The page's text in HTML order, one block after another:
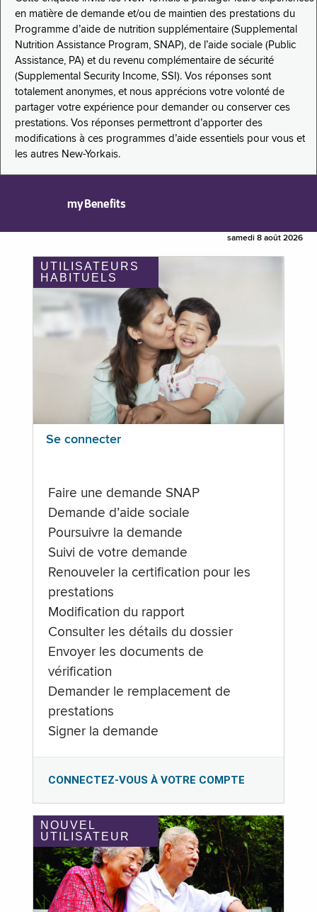
en matière de demande et/ou de maintien des prestations du
Programme d’aide de nutrition supplémentaire (Supplemental
Nutrition Assistance Program, SNAP), de l’aide sociale (Public
Assistance, PA) et du revenu complémentaire de sécurité
(Supplemental Security Income, SSI). Vos réponses sont
totalement anonymes, et nous apprécions votre volonté de
partager votre expérience pour demander ou conserver ces
prestations. Vos réponses permettront d’apporter des
modifications à ces programmes d’aide essentiels pour vous et
les autres New-Yorkais.
myBenefits
samedi 8 août 2026
UTILISATEURS
HABITUELS
Se connecter
Faire une demande SNAP
Demande d’aide sociale
Poursuivre la demande
Suivi de votre demande
Renouveler la certification pour les
prestations
Modification du rapport
Consulter les détails du dossier
Envoyer les documents de
vérification
Demander le remplacement de
prestations
Signer la demande
CONNECTEZ-VOUS À VOTRE COMPTE
NOUVEL
UTILISATEUR